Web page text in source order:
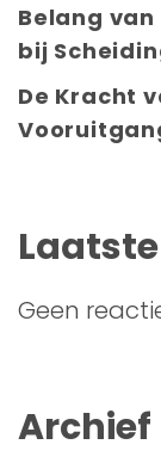
Belang
bij
De Kracht
Geen
Archief